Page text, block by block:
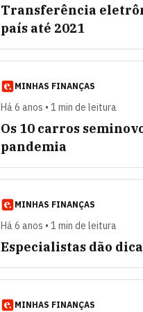
Transferência
país até 2021
MINHAS FINANÇAS
Há 6 anos • 1 min de leitura
Os 10 carros
pandemia
MINHAS FINANÇAS
Há 6 anos • 1 min de leitura
Especialistas dão
MINHAS FINANÇAS